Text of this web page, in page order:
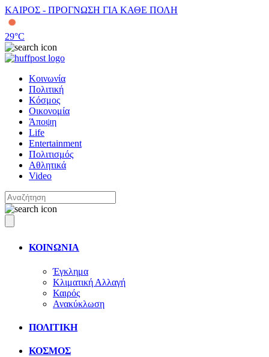
ΚΑΙΡΟΣ - ΠΡΟΓΝΩΣΗ ΓΙΑ ΚΑΘΕ ΠΟΛΗ
29°C
Κοινωνία
Πολιτική
Κόσμος
Οικονομία
Άποψη
Life
Entertainment
Πολιτισμός
Αθλητικά
Video
ΚΟΙΝΩΝΙΑ
Έγκλημα
Κλιματική Αλλαγή
Καιρός
Ανακύκλωση
ΠΟΛΙΤΙΚΗ
ΚΟΣΜΟΣ